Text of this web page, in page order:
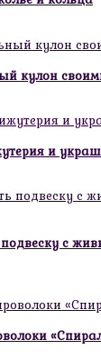
кулон
и
с